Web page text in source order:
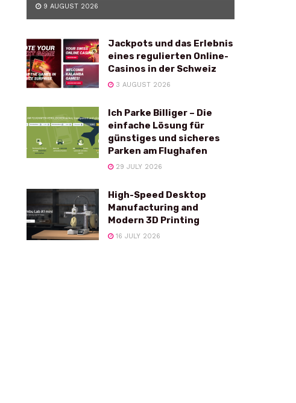
9 AUGUST 2026
Jackpots und das Erlebnis
eines regulierten Online-
Casinos in der Schweiz
3 AUGUST 2026
Ich Parke Billiger – Die
einfache Lösung für
günstiges und sicheres
Parken am Flughafen
29 JULY 2026
High-Speed Desktop
Manufacturing and
Modern 3D Printing
16 JULY 2026